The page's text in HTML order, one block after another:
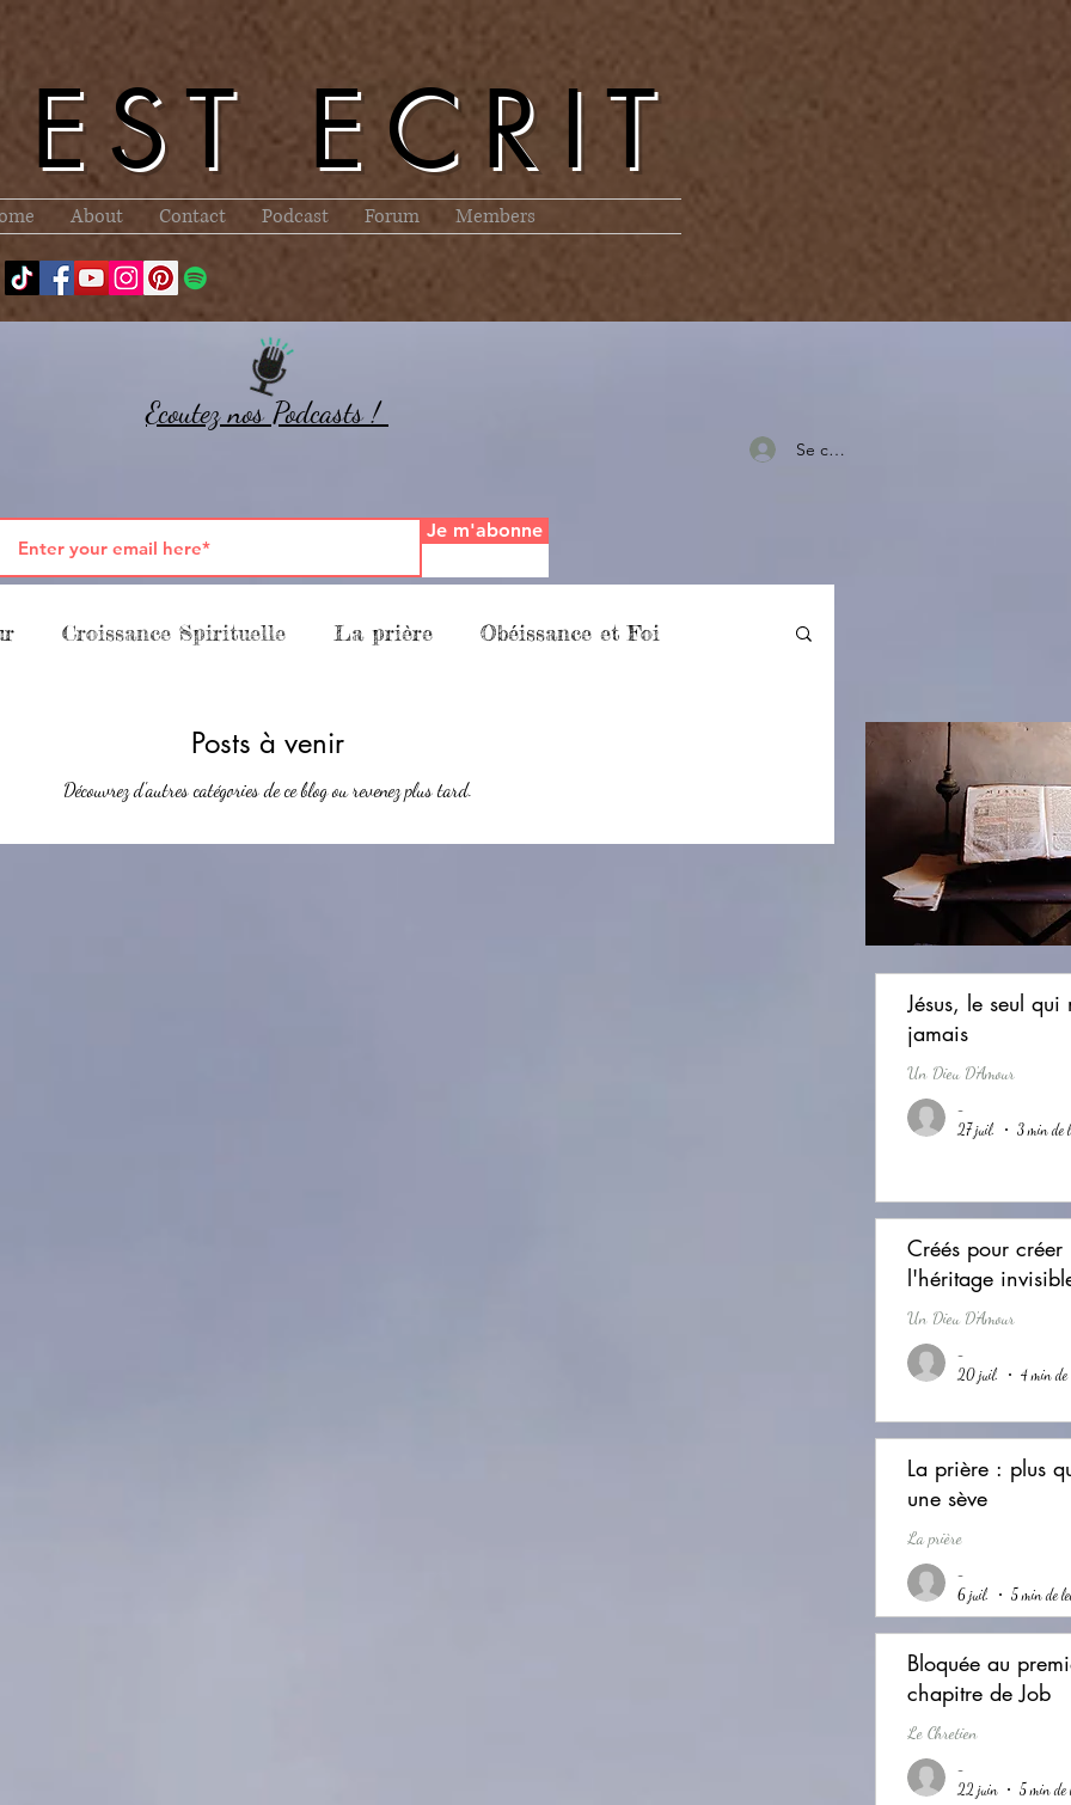
ECRIT
About Contact Podcast Forum Members
Ecoutez nos Podcasts !
Se connecter
Je m'abonne
Croissance Spirituelle La prière Obéissance et Foi
à l'Œuvre de Dieu La Parole
Posts à venir
Découvrez d'autres catégories de ce blog ou revenez plus tard.
Jésus, le seul
jamais
Un Dieu D'Amour
-
27 juil.
3 min de
Créés pour créer
l'héritage
Un Dieu D'Amour
-
20 juil.
4 min de
La prière : plus
une sève
La prière
-
6 juil.
5 min de
Bloquée au
chapitre de Job
Le Chretien
-
22 juin
5 min de